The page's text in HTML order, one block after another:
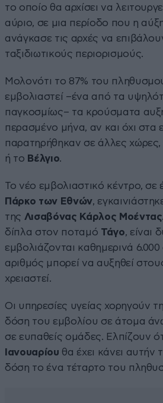
το οποίο θα αρχίσει να
αύριο, σε μια περίοδο που η
ανάγκασε τις αρχές να
ταξιδιωτικούς περιορισμούς.
Μολονότι το 87% του
εμβολιαστεί –ένα από τα
παγκοσμίως– τα κρούσματα
περασμένο μήνα, αν και όχι στα
παρατηρήθηκαν σε άλλες
ή το Βέλγιο.
Το νέο εμβολιαστικό κέντρο, σε
Πάρκο των Εθνών,
της Λισαβόνας Κάρλος Μοέντας
δίπλα στον ποταμό Τάγο, είναι
εμβολιάζονται καθημερινά
αριθμός μπορεί να αυξηθεί
χρειαστεί.
Οι υπηρεσίες υγείας χορηγούν
δόση του εμβολίου σε άτομα
σε ευπαθείς ομάδες. Ελπίζουν
Ιανουαρίου θα έχει κάνει αυτήν
δόση το ένα τέταρτο του